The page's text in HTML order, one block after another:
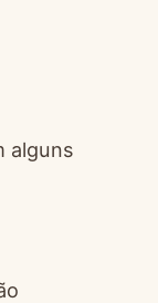
alguns